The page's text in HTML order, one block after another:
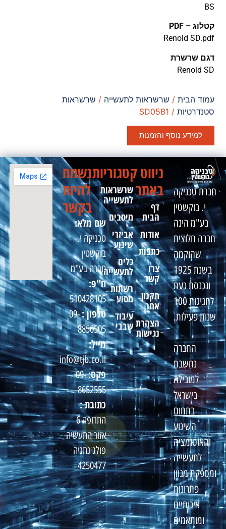
BS
קטלוג – PDF
‏‏Renold SD.pdf
דגם שרשרת
Renold SD
עמוד הבית / שרשראות לתעשייה / שרשראות
סטנדרטיות / SD05B1
למידע נוסף והזמנות
חברת טכניקה
י. בוקשטין
בע"מ הינה
חברה חלוצית
שהוקמה
בשנת 1925
ונכנסת כעת
לחגיגות 100
שנות פעילות.
החברה
נחשבת
למובילה
בישראל
בתחום
השינוע
והאוטומציה
לתעשייה
ומספקת מגוון
פתרונות
איכותיים
ומותאמים
ניווט
באתר
דף
הבית
אודות
כתבות
צרו
קשר
תקנון
אתר
הצהרת
נגישות
קטגוריות
שרשראות
לתעשייה
מיסבים
אביזרי
שינוע
כלים
לתעשייה
רשתות
מסוע
עיבוד
שבבי
נשמח
להיות
בקשר
שם מלא:
טכניקה י.
בוקשטין
חברה בע"מ
ח"פ:
510428105
טלפון :09-
8850505
מייל:
info@tjb.co.il
פקס:09-
8652555
כתובת :
התרופה 6
אזור התעשיה
פולג נתניה
4250477